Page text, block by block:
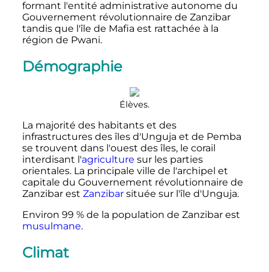
formant l'entité administrative autonome du
Gouvernement révolutionnaire de Zanzibar
tandis que l'île de Mafia est rattachée à la
région de Pwani.
Démographie
Élèves.
La majorité des habitants et des
infrastructures des îles d'Unguja et de Pemba
se trouvent dans l'ouest des îles, le corail
interdisant l'agriculture sur les parties
orientales. La principale ville de l'archipel et
capitale du Gouvernement révolutionnaire de
Zanzibar est Zanzibarsituée sur l'île d'Unguja.
Environ 99 % de la population de Zanzibar est
musulmane.
Climat